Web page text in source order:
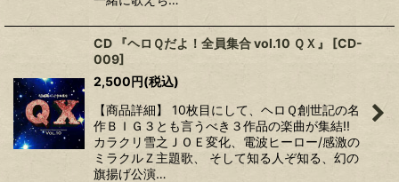
CD 『ヘロＱだよ！全員集合 vol.10 ＱＸ』 [CD-
009]
2,500円(税込)
【商品詳細】 10枚目にして、ヘロＱ創世記の名
作ＢＩＧ３とも言うべき３作品の楽曲が集結!!
カラクリ雪之ＪＯＥ変化、電波ヒーロー/感激の
ミラクルＺ主題歌、 そして知る人ぞ知る、幻の
旗揚げ公演…